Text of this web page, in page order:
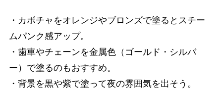
・カボチャをオレンジやブロンズで塗るとスチー
ムパンク感アップ。
・歯車やチェーンを金属色（ゴールド・シルバ
ー）で塗るのもおすすめ。
・背景を黒や紫で塗って夜の雰囲気を出そう。